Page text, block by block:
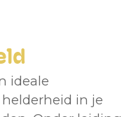
ideale
in je